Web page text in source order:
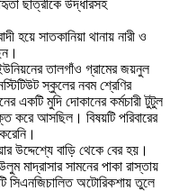
ছাত্রীকে উদ্ধারসহ
হয়ে সাতকানিয়া থানায় নারী ও
তালগাঁও গ্রামের জয়নুল
স্কুলের নবম শ্রেণির
একটি মুদি দোকানের কর্মচারী টুটুল
করে আসছিল। বিষয়টি পরিবারের
উদ্দেশ্যে বাড়ি থেকে বের হয়।
সামনের পাকা রাস্তায়
সিএনজিচালিত অটোরিকশায় তুলে